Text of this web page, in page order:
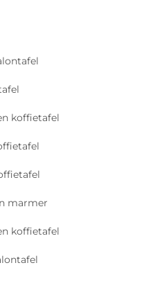
koffietafel
marmer
koffietafel